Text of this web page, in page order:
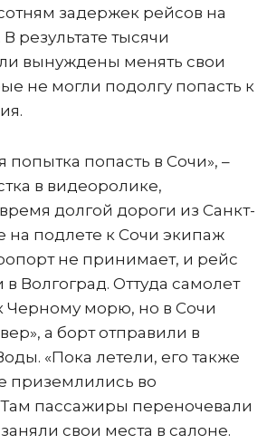
задержек рейсов на
результате тысячи
вынуждены менять свои
не могли подолгу попасть к
попытка попасть в Сочи», –
в видеоролике,
долгой дороги из Санкт-
на подлете к Сочи экипаж
не принимает, и рейс
Волгоград. Оттуда самолет
Черному морю, но в Сочи
а борт отправили в
«Пока летели, его также
приземлились во
Там пассажиры переночевали
свои места в салоне.